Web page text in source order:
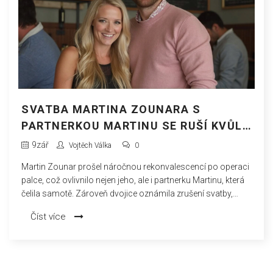
SVATBA MARTINA ZOUNARA S
PARTNERKOU MARTINU SE RUŠÍ KVŮLI
NEČEKANÝM OKOLNOSTEM
9zář Vojtěch Válka 0
Martin Zounar prošel náročnou rekonvalescencí po operaci
palce, což ovlivnilo nejen jeho, ale i partnerku Martinu, která
čelila samotě. Zároveň dvojice oznámila zrušení svatby,
vítali pouze domácí mazlíčci.
Číst více